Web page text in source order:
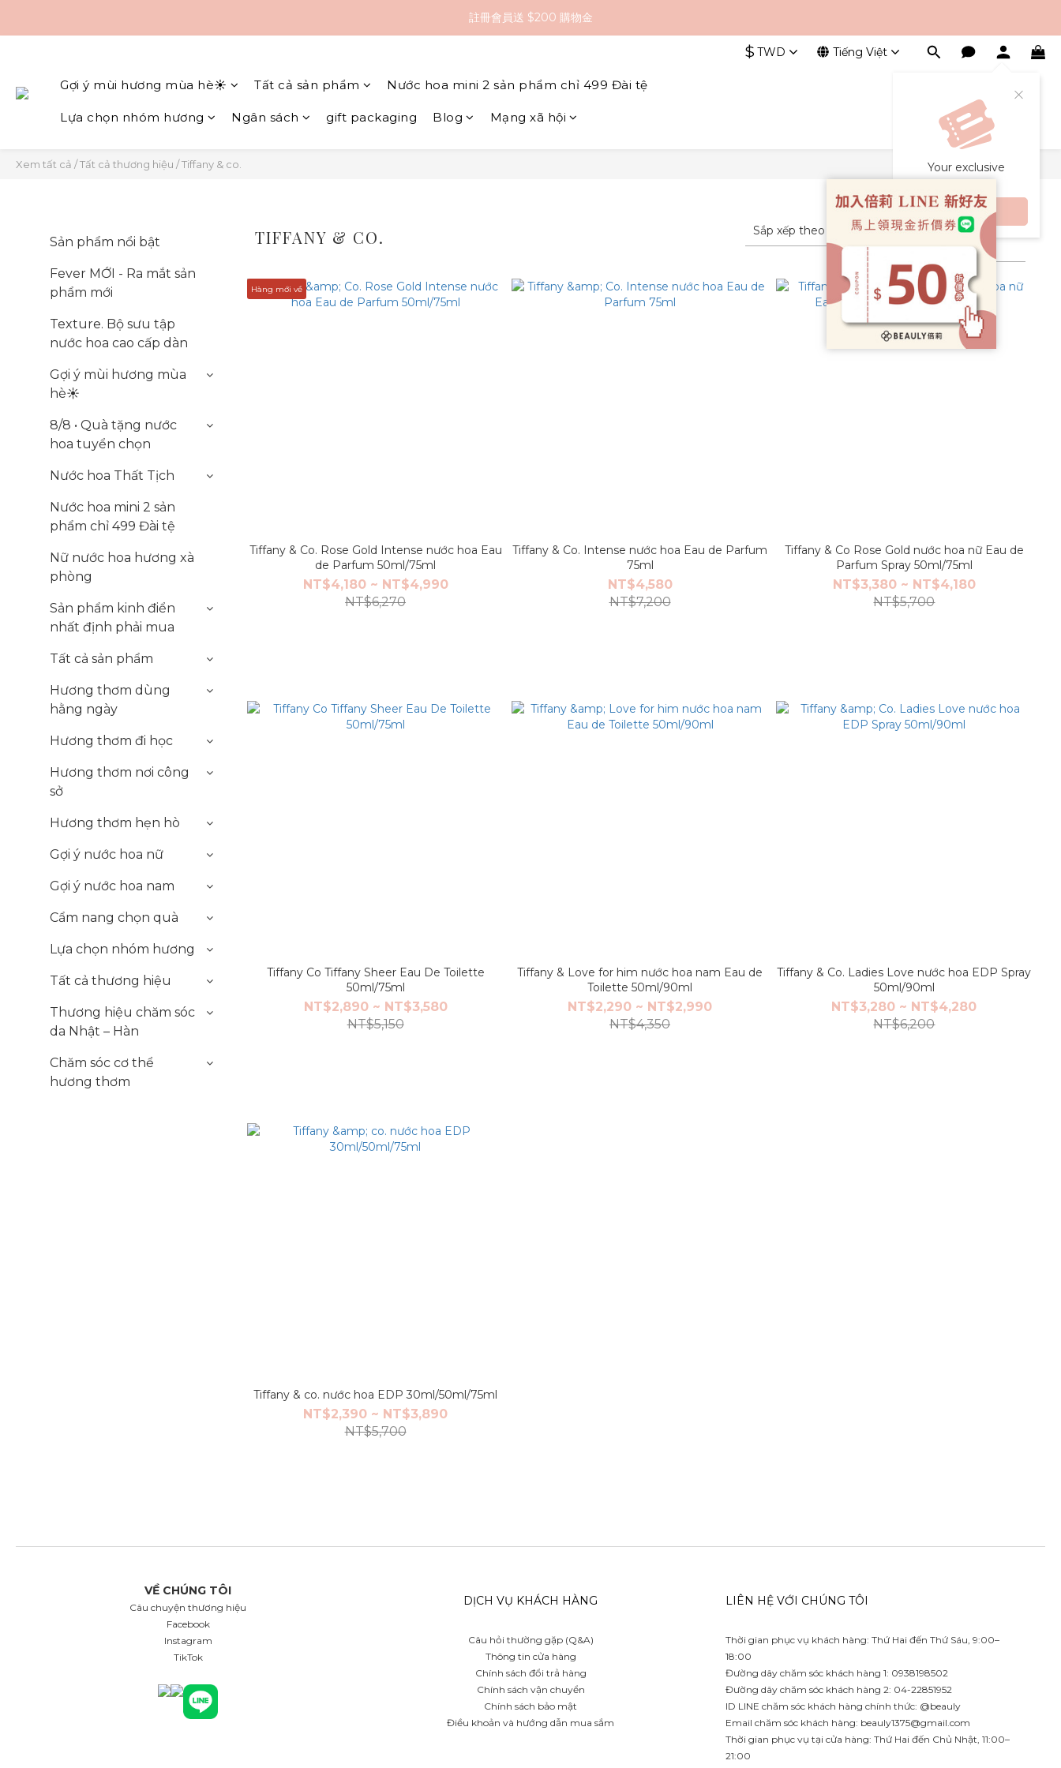
全館滿 $2000 即享免運
註冊會員送 $200 購物金
$ TWD Tiếng Việt
Your exclusive
coupons
Claim now
Gợi ý mùi hương mùa hè☀️ Tất cả sản phẩm Nước hoa mini 2 sản phẩm chỉ 499 Đài tệ
Lựa chọn nhóm hương Ngân sách gift packaging Blog Mạng xã hội
Xem tất cả /Tất cả thương hiệu /Tiffany & co.
Sản phẩm nổi bật
Fever MỚI - Ra mắt sản
phẩm mới
Texture. Bộ sưu tập
nước hoa cao cấp dàn
Gợi ý mùi hương mùa
hè☀️
8/8 • Quà tặng nước
hoa tuyển chọn
Nước hoa Thất Tịch
Nước hoa mini 2 sản
phẩm chỉ 499 Đài tệ
Nữ nước hoa hương xà
phòng
Sản phẩm kinh điển
nhất định phải mua
Tất cả sản phẩm
Hương thơm dùng
hằng ngày
Hương thơm đi học
Hương thơm nơi công
sở
Hương thơm hẹn hò
Gợi ý nước hoa nữ
Gợi ý nước hoa nam
Cẩm nang chọn quà
Lựa chọn nhóm hương
Tất cả thương hiệu
Thương hiệu chăm sóc
da Nhật – Hàn
Chăm sóc cơ thể
hương thơm
TIFFANY & CO. Sắp xếp theo
24 Số mục trên mỗi
trang
Hàng mới về
Tiffany & Co. Rose Gold Intense nước hoa Eau
de Parfum 50ml/75ml
NT$4,180 ~ NT$4,990
NT$6,270
Tiffany & Co. Intense nước hoa Eau de Parfum
75ml
NT$4,580
NT$7,200
Tiffany & Co Rose Gold nước hoa nữ Eau de
Parfum Spray 50ml/75ml
NT$3,380 ~ NT$4,180
NT$5,700
Tiffany Co Tiffany Sheer Eau De Toilette
50ml/75ml
NT$2,890 ~ NT$3,580
NT$5,150
Tiffany & Love for him nước hoa nam Eau de
Toilette 50ml/90ml
NT$2,290 ~ NT$2,990
NT$4,350
Tiffany & Co. Ladies Love nước hoa EDP Spray
50ml/90ml
NT$3,280 ~ NT$4,280
NT$6,200
Tiffany & co. nước hoa EDP 30ml/50ml/75ml
NT$2,390 ~ NT$3,890
NT$5,700
VỀ CHÚNG TÔI
Câu chuyện thương hiệu
Facebook
Instagram
TikTok
DỊCH VỤ KHÁCH HÀNG
Câu hỏi thường gặp (Q&A)
Thông tin cửa hàng
Chính sách đổi trả hàng
Chính sách vận chuyển
Chính sách bảo mật
Điều khoản và hướng dẫn mua sắm
LIÊN HỆ VỚI CHÚNG TÔI
Thời gian phục vụ khách hàng: Thứ Hai đến Thứ Sáu, 9:00–
18:00
Đường dây chăm sóc khách hàng 1: 0938198502
Đường dây chăm sóc khách hàng 2: 04-22851952
ID LINE chăm sóc khách hàng chính thức: @beauly
Email chăm sóc khách hàng: beauly1375@gmail.com
Thời gian phục vụ tại cửa hàng: Thứ Hai đến Chủ Nhật, 11:00–
21:00